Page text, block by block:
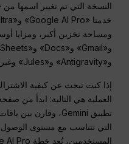
و«Antigravity» و«Jules» وغيرها من منتجات «جوجل».
التي تتناسب مع مستوى الوصول